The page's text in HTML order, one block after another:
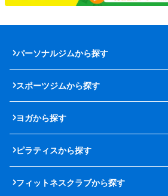
パーソナルジムから探す
スポーツジムから探す
ヨガから探す
ピラティスから探す
フィットネスクラブから探す